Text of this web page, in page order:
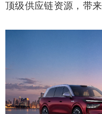
顶级供应链资源，带